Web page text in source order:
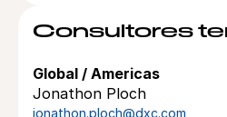
Consultores
Global / Americas
Jonathon Ploch
jonathon.ploch@dxc.com